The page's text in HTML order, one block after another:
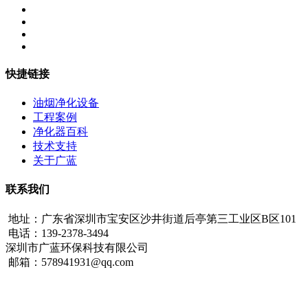
快捷链接
油烟净化设备
工程案例
净化器百科
技术支持
关于广蓝
联系我们
地址：广东省深圳市宝安区沙井街道后亭第三工业区B区101
电话：139-2378-3494
深圳市广蓝环保科技有限公司
邮箱：578941931@qq.com